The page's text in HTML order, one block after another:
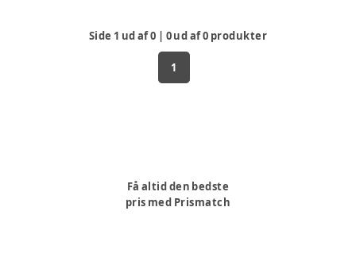
Side 1 ud af0 | 0ud af0 produkter
1
Få altid den bedste
pris med Prismatch